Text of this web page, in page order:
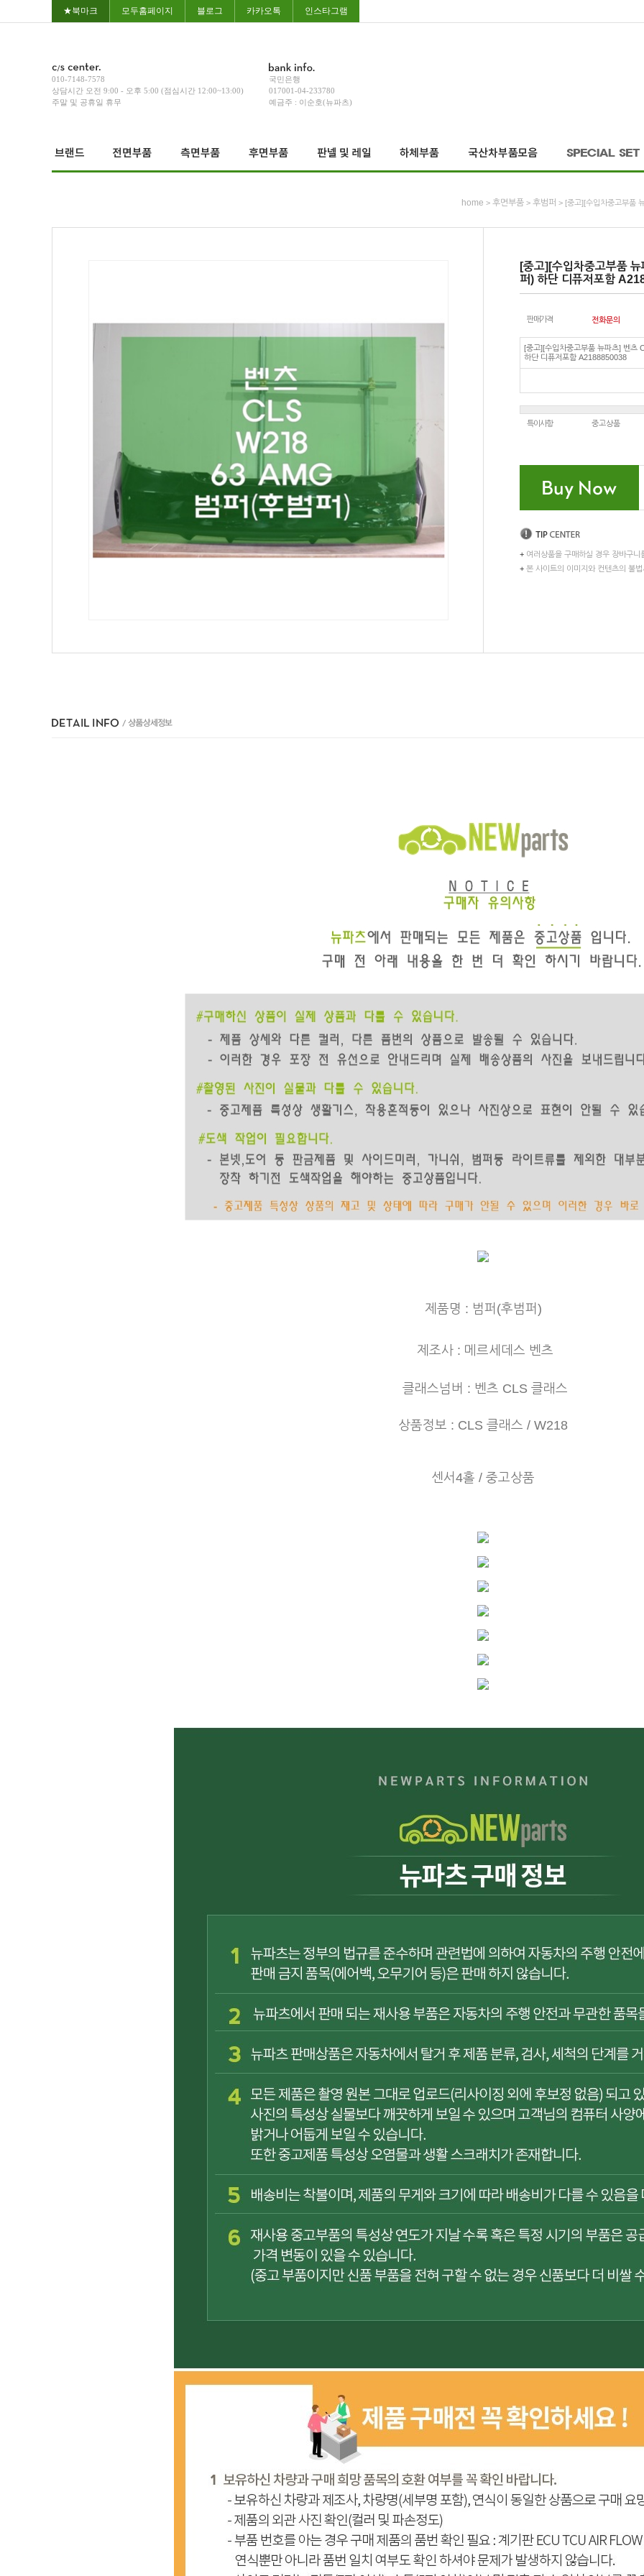
★북마크 모두홈페이지 블로그 카카오톡 인스타그램
010-7148-7578
상담시간 오전 9:00 - 오후 5:00 (점심시간 12:00~13:00)
주말 및 공휴일 휴무
국민은행
017001-04-233780
예금주 : 이순호(뉴파츠)
home > 후면부품 > 후범퍼 > [중고][수입차중고부품
[중고][수입차중고부품
퍼) 하단 디퓨저포함
판매가격 전화문의
[중고][수입차중고부품 뉴파츠] 벤츠
하단 디퓨저포함 A2188850038
특이사항 중고상품
+ 여러상품을 구매하실 경우 장바구니
+ 본 사이트의 이미지와 컨텐츠의 불법
제품명 : 범퍼(후범퍼)
제조사 : 메르세데스 벤츠
클래스넘버 : 벤츠 CLS 클래스
상품정보 : CLS 클래스 / W218
센서4홀 / 중고상품